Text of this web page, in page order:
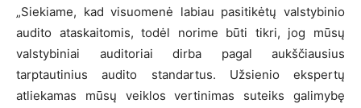
„Siekiame, kad visuomenė labiau pasitikėtų valstybinio
audito ataskaitomis, todėl norime būti tikri, jog mūsų
valstybiniai auditoriai dirba pagal aukščiausius
tarptautinius audito standartus. Užsienio ekspertų
atliekamas mūsų veiklos vertinimas suteiks galimybę